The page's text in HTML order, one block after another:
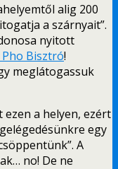
alig 200
a szárnyait”.
nyitott
Bisztró!
meglátogassuk
a helyen, ezért
egy
A
no! De ne